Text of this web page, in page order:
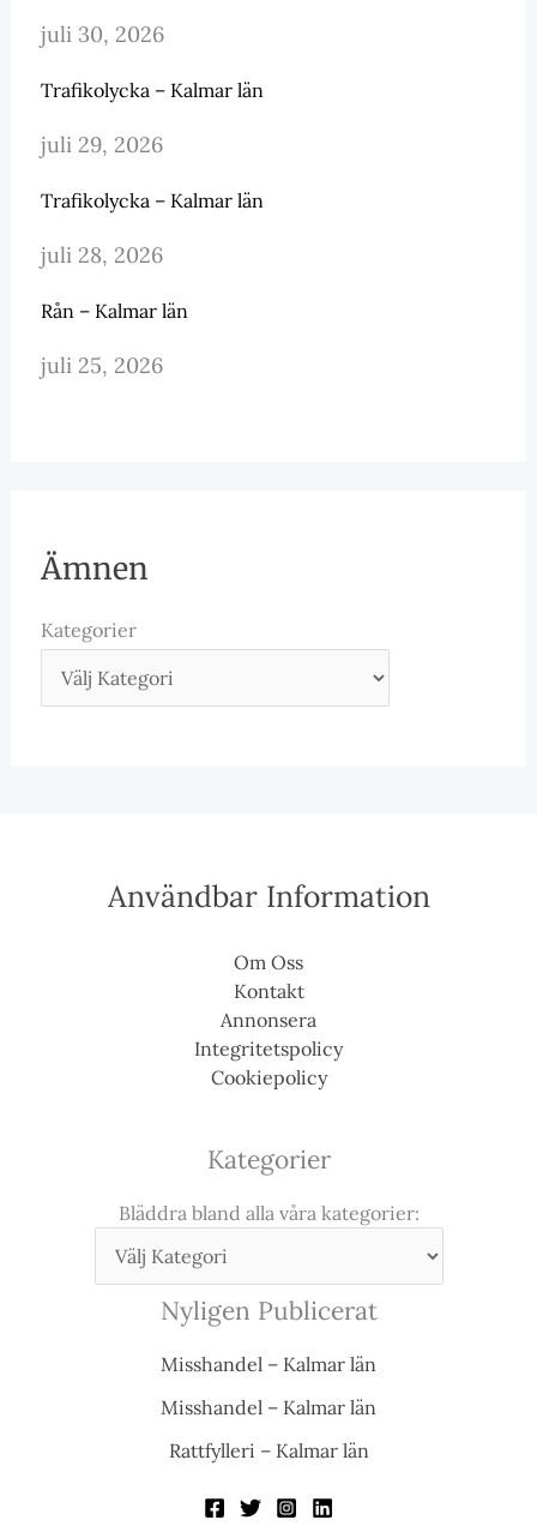
juli 30, 2026
Trafikolycka – Kalmar län
juli 29, 2026
Trafikolycka – Kalmar län
juli 28, 2026
Rån – Kalmar län
juli 25, 2026
Ämnen
Kategorier
Användbar Information
Om Oss
Kontakt
Annonsera
Integritetspolicy
Cookiepolicy
Kategorier
Bläddra bland alla våra kategorier:
Nyligen Publicerat
Misshandel – Kalmar län
Misshandel – Kalmar län
Rattfylleri – Kalmar län